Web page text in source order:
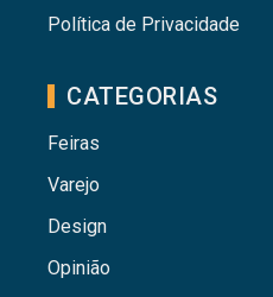
Política de Privacidade
CATEGORIAS
Feiras
Varejo
Design
Opinião